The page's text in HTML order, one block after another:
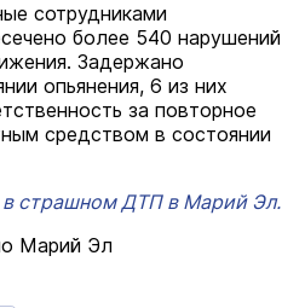
сотрудниками
более 540 нарушений
Задержано
опьянения, 6 из них
за повторное
средством в состоянии
в страшном ДТП в Марий Эл.
Марий Эл